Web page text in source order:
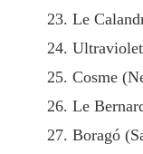
23. Le
24.
25. Cosme
26. Le
27. Boragó